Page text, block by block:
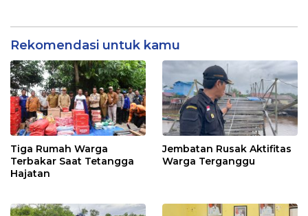
Rekomendasi untuk kamu
Tiga Rumah Warga
Terbakar Saat Tetangga
Hajatan
Jembatan Rusak Aktifitas
Warga Terganggu